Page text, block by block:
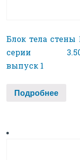
Блок тела
серии
выпуск 1
Подробнее